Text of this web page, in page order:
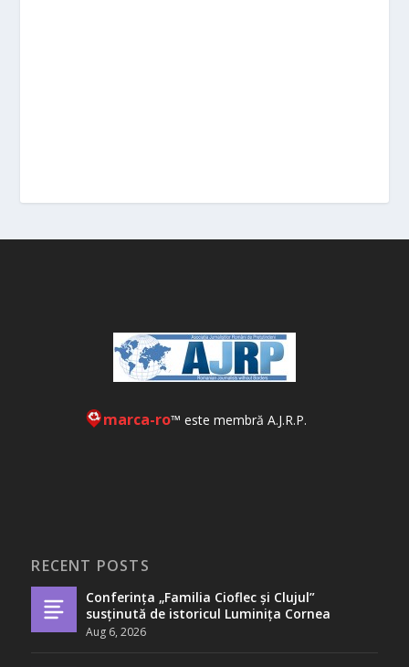
marca-ro™ este membră A.J.R.P.
RECENT POSTS
Conferința „Familia Cioflec și Clujul”
susținută de istoricul Luminița Cornea
Aug 6, 2026